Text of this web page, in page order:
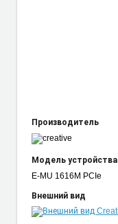
Производитель
Модель устройства
E-MU 1616M PCIe
Внешний вид